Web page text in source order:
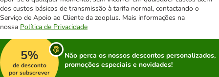
dos custos básicos de transmissão à tarifa normal, contactando o
Serviço de Apoio ao Cliente da zooplus. Mais informações na
nossa Política de Privacidade
5%
de desconto
por subscrever
Não perca os nossos descontos personalizados,
promoções especiais e novidades!